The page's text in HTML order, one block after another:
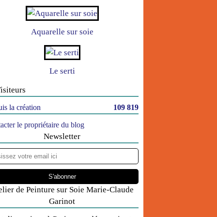
Aquarelle sur soie
Le serti
la création 109 819
le propriétaire du blog
Newsletter
de Peinture sur Soie Marie-Claude
Garinot